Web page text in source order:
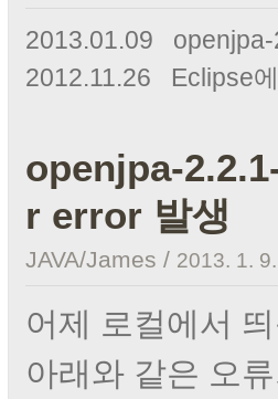
2013.01.09
2012.11.26
Eclipse
openjpa-
r error 발생
JAVA/James / 2013. 1.
어제 로컬에서
아래와 같은 오